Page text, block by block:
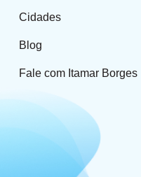
Cidades
Blog
Fale com Itamar Borges